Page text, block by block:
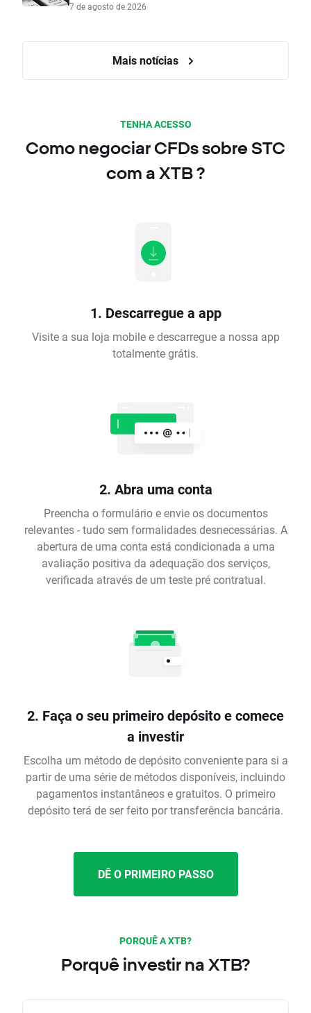
7 de agosto de 2026
Mais notícias
TENHA ACESSO
Como negociar CFDs sobre STC
com a XTB ?
1. Descarregue a app
Visite a sua loja mobile e descarregue a nossa app
totalmente grátis.
2. Abra uma conta
Preencha o formulário e envie os documentos
relevantes - tudo sem formalidades desnecessárias. A
abertura de uma conta está condicionada a uma
avaliação positiva da adequação dos serviços,
verificada através de um teste pré contratual.
2. Faça o seu primeiro depósito e comece
a investir
Escolha um método de depósito conveniente para si a
partir de uma série de métodos disponíveis, incluindo
pagamentos instantâneos e gratuitos. O primeiro
depósito terá de ser feito por transferência bancária.
DÊ O PRIMEIRO PASSO
PORQUÊ A XTB?
Porquê investir na XTB?